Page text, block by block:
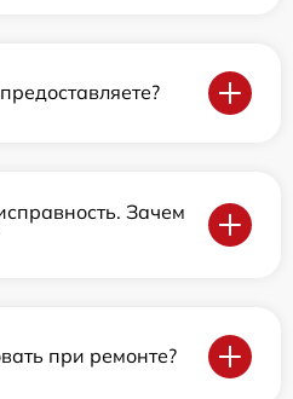
Зачем
при ремонте?